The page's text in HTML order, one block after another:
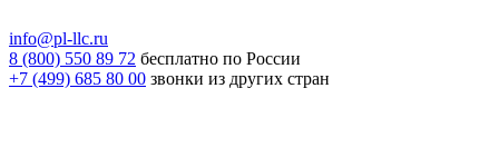
info@pl-llc.ru
8 (800) 550 89 72 бесплатно по России
+7 (499) 685 80 00 звонки из других стран